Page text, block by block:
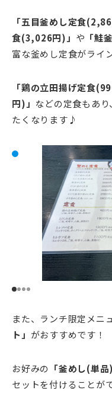
「五目釜めし定食
食(3,026円)」 や 「鮭
富な釜めし定食がライ
「鶏の立田揚げ定食
円)」 などの定食もあ
たくなります♪
また、ランチ限定メニ
ト」 がおすすめです！
お好みの 「釜めし(単品)
セットを付けることが